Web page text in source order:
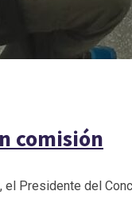
comisión
el Presidente del